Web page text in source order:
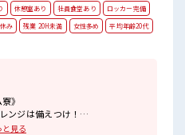
休憩室あり 社員食堂あり
ロッカー完備
み 残業 20H未満 女性多め
平均年齢20代
》
ンジは備えつけ！
と見る